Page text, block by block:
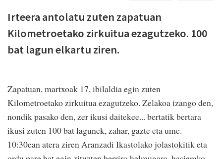
Irteera antolatu zuten zapatuan
Kilometroetako zirkuitua ezagutzeko. 100
bat lagun elkartu ziren.
Zapatuan, martxoak 17, ibilaldia egin zuten
Kilometroetako zirkuitua ezagutzeko. Zelakoa izango den,
nondik pasako den, zer ikusi daitekee... bertatik bertara
ikusi zuten 100 bat lagunek, zahar, gazte eta ume.
10:30ean atera ziren Aranzadi Ikastolako jolastokitik eta